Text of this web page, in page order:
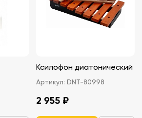
Ксилофон диатонический
Артикул: DNT-80998
2 955 ₽